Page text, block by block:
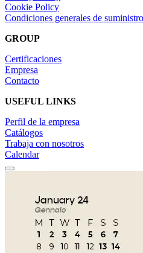
Cookie Policy
Condiciones generales de suministro
GROUP
Certificaciones
Empresa
Contacto
USEFUL LINKS
Perfil de la empresa
Catálogos
Trabaja con nosotros
Calendar